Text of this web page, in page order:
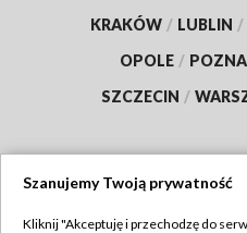
KRAKÓW / LUBLIN /
OPOLE /
SZCZECIN /
Szanujemy Twoją prywatność
Kliknij "Akceptuję i przechodzę do